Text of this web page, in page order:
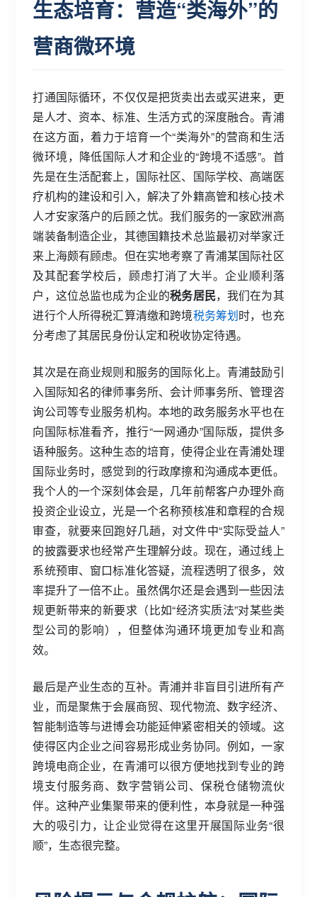
生态培育：营造“类海外”的
营商微环境
打通国际循环，不仅仅是把货卖出去或买进来，更
是人才、资本、标准、生活方式的深度融合。青浦
在这方面，着力于培育一个“类海外”的营商和生活
微环境，降低国际人才和企业的“跨境不适感”。首
先是在生活配套上，国际社区、国际学校、高端医
疗机构的建设和引入，解决了外籍高管和核心技术
人才安家落户的后顾之忧。我们服务的一家欧洲高
端装备制造企业，其德国籍技术总监最初对举家迁
来上海颇有顾虑。但在实地考察了青浦某国际社区
及其配套学校后，顾虑打消了大半。企业顺利落
户，这位总监也成为企业的税务居民，我们在为其
进行个人所得税汇算清缴和跨境税务筹划时，也充
分考虑了其居民身份认定和税收协定待遇。
其次是在商业规则和服务的国际化上。青浦鼓励引
入国际知名的律师事务所、会计师事务所、管理咨
询公司等专业服务机构。本地的政务服务水平也在
向国际标准看齐，推行“一网通办”国际版，提供多
语种服务。这种生态的培育，使得企业在青浦处理
国际业务时，感觉到的行政摩擦和沟通成本更低。
我个人的一个深刻体会是，几年前帮客户办理外商
投资企业设立，光是一个名称预核准和章程的合规
审查，就要来回跑好几趟，对文件中“实际受益人”
的披露要求也经常产生理解分歧。现在，通过线上
系统预审、窗口标准化答疑，流程透明了很多，效
率提升了一倍不止。虽然偶尔还是会遇到一些因法
规更新带来的新要求（比如“经济实质法”对某些类
型公司的影响），但整体沟通环境更加专业和高
效。
最后是产业生态的互补。青浦并非盲目引进所有产
业，而是聚焦于会展商贸、现代物流、数字经济、
智能制造等与进博会功能延伸紧密相关的领域。这
使得区内企业之间容易形成业务协同。例如，一家
跨境电商企业，在青浦可以很方便地找到专业的跨
境支付服务商、数字营销公司、保税仓储物流伙
伴。这种产业集聚带来的便利性，本身就是一种强
大的吸引力，让企业觉得在这里开展国际业务“很
顺”，生态很完整。